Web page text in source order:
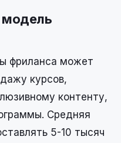
модель
фриланса может
курсов,
контенту,
Средняя
5-10 тысяч